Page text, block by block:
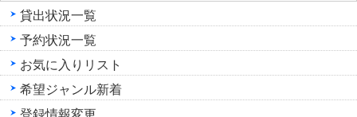
貸出状況一覧
予約状況一覧
お気に入りリスト
希望ジャンル新着
登録情報変更